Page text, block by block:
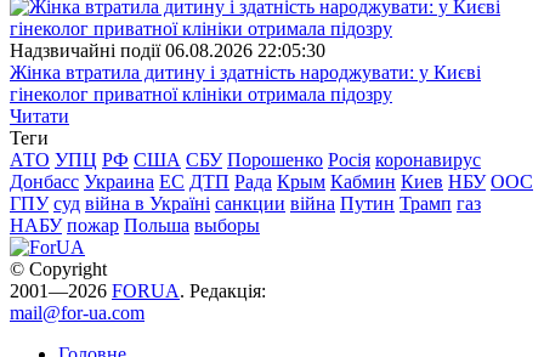
Надзвичайні події 06.08.2026 22:05:30
Жінка втратила дитину і здатність народжувати: у Києві
гінеколог приватної клініки отримала підозру
Читати
Теги
АТО УПЦ РФ США СБУ Порошенко Росія коронавирус
Донбасс Украина ЕС ДТП Рада Крым Кабмин Киев НБУ ООС
ГПУ суд війна в Україні санкции війна Путин Трамп газ
НАБУ пожар Польша выборы
© Copyright
2001—2026 FORUA. Редакція:
mail@for-ua.com